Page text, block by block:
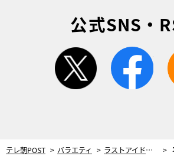
公式SNS・
twitter
テレ朝POST バラエティ ラストアイドル、超本格的“殺陣”を初お披露目！「悩んで、動いて、頑張りました」